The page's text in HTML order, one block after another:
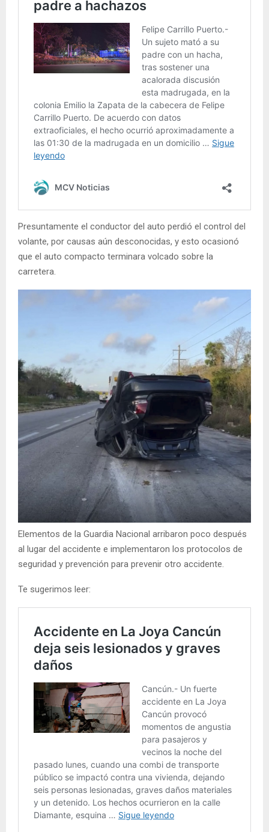
Presuntamente el conductor del auto perdió el control del
volante, por causas aún desconocidas, y esto ocasionó
que el auto compacto terminara volcado sobre la
carretera.
Elementos de la Guardia Nacional arribaron poco después
al lugar del accidente e implementaron los protocolos de
seguridad y prevención para prevenir otro accidente.
Te sugerimos leer: